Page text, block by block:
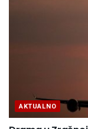
AKTUALNO